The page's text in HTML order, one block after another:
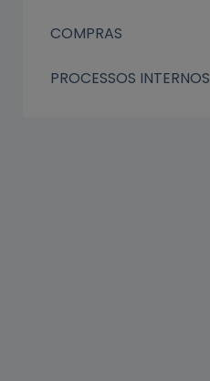
COMPRAS
PROCESSOS INTERNOS